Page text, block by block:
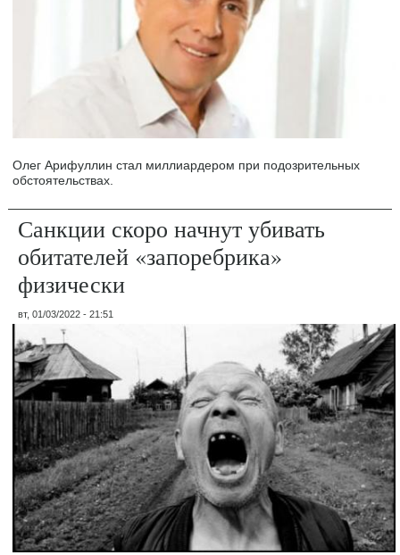
Олег Арифуллин стал миллиардером при подозрительных
обстоятельствах.
Санкции скоро начнут убивать
обитателей «запоребрика»
физически
вт, 01/03/2022 - 21:51